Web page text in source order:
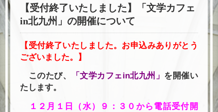
【受付終了いたしました】「文学カフェ
in北九州」の開催について
【受付終了いたしました。お申込みありがとう
ございました。】
このたび、
「文学カフェin北九州」 を開催い
たします。
１２月１日（水）９：３０から電話受付開